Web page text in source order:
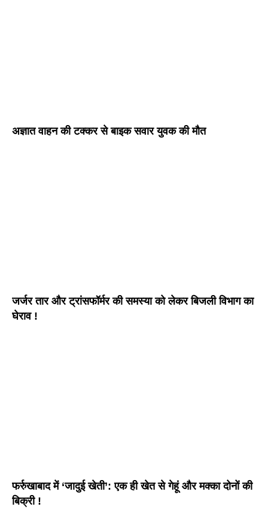
अज्ञात वाहन की टक्कर से बाइक सवार युवक की मौत
जर्जर तार और ट्रांसफॉर्मर की समस्या को लेकर बिजली विभाग का
घेराव !
फर्रुखाबाद में ‘जादुई खेती’: एक ही खेत से गेहूं और मक्का दोनों की
बिक्री !